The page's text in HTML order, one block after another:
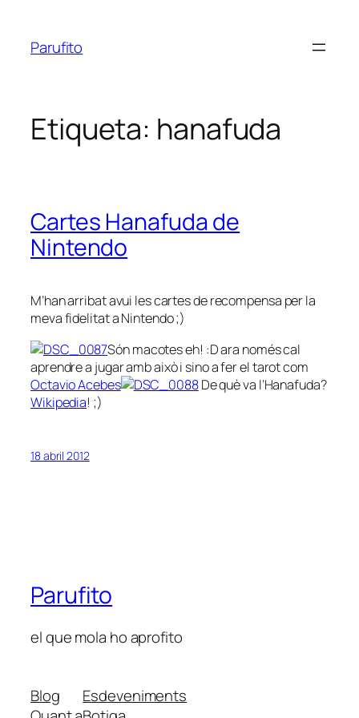
contingut
Parufito
Etiqueta: hanafuda
Cartes Hanafuda de
Nintendo
M’han arribat avui les cartes de recompensa per la
meva fidelitat a Nintendo ;)
Sónmacoteseh! :D ara només cal
aprendre a jugar amb això i sino a fer el tarot com
Octavio Acebes
De què va l’Hanafuda?
Wikipedia! ;)
18 abril 2012
Parufito
el que mola ho aprofito
Blog
Esdeveniments